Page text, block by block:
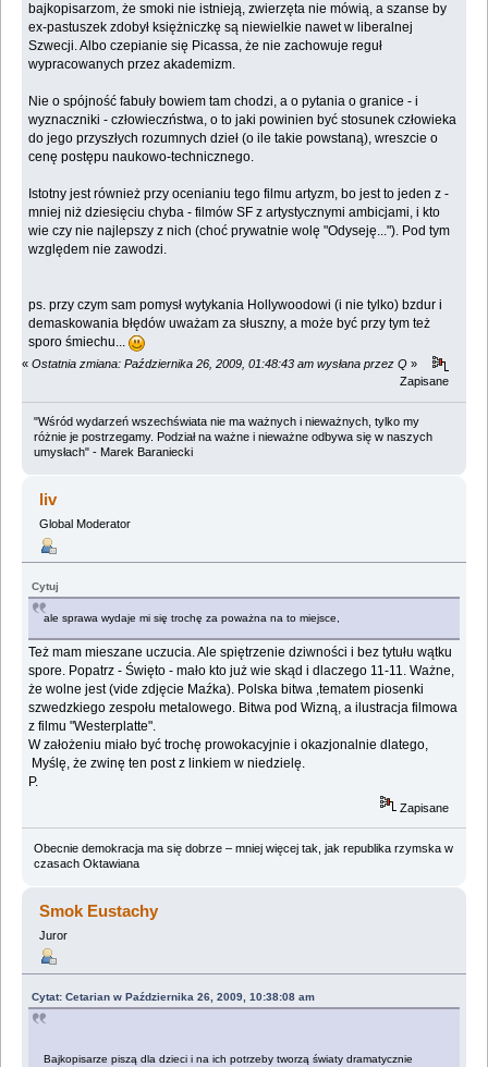
bajkopisarzom, że smoki nie istnieją, zwierzęta nie mówią, a szanse by
ex-pastuszek zdobył księżniczkę są niewielkie nawet w liberalnej
Szwecji. Albo czepianie się Picassa, że nie zachowuje reguł
wypracowanych przez akademizm.
Nie o spójność fabuły bowiem tam chodzi, a o pytania o granice - i
wyznaczniki - człowieczństwa, o to jaki powinien być stosunek człowieka
do jego przyszłych rozumnych dzieł (o ile takie powstaną), wreszcie o
cenę postępu naukowo-technicznego.
Istotny jest również przy ocenianiu tego filmu artyzm, bo jest to jeden z -
mniej niż dziesięciu chyba - filmów SF z artystycznymi ambicjami, i kto
wie czy nie najlepszy z nich (choć prywatnie wolę "Odyseję..."). Pod tym
względem nie zawodzi.
ps. przy czym sam pomysł wytykania Hollywoodowi (i nie tylko) bzdur i
demaskowania błędów uważam za słuszny, a może być przy tym też
sporo śmiechu...
« Ostatnia zmiana: Października 26, 2009, 01:48:43 am wysłana przez Q »
Zapisane
"Wśród wydarzeń wszechświata nie ma ważnych i nieważnych, tylko my
różnie je postrzegamy. Podział na ważne i nieważne odbywa się w naszych
umysłach" - Marek Baraniecki
liv
Global Moderator
Cytuj
ale sprawa wydaje mi się trochę za poważna na to miejsce,
Też mam mieszane uczucia. Ale spiętrzenie dziwności i bez tytułu wątku
spore. Popatrz - Święto - mało kto już wie skąd i dlaczego 11-11. Ważne,
że wolne jest (vide zdjęcie Maźka). Polska bitwa ,tematem piosenki
szwedzkiego zespołu metalowego. Bitwa pod Wizną, a ilustracja filmowa
z filmu "Westerplatte".
W założeniu miało być trochę prowokacyjnie i okazjonalnie dlatego,
Myślę, że zwinę ten post z linkiem w niedzielę.
P.
Zapisane
Obecnie demokracja ma się dobrze – mniej więcej tak, jak republika rzymska w
czasach Oktawiana
Smok Eustachy
Juror
Cytat: Cetarian w Października 26, 2009, 10:38:08 am
Bajkopisarze piszą dla dzieci i na ich potrzeby tworzą światy dramatycznie